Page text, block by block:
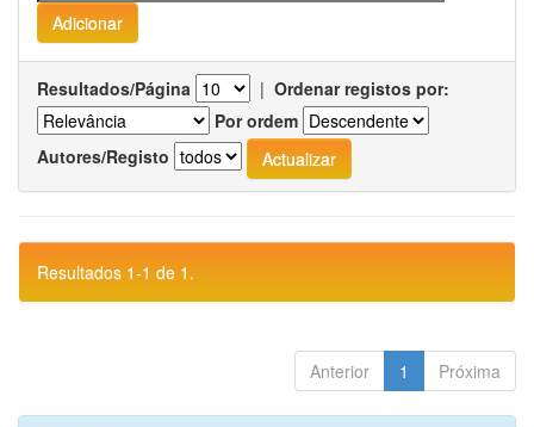
Resultados/Página | Ordenar registos por:
Por ordem
Autores/Registo
Resultados 1-1 de 1.
Anterior 1 Próxima